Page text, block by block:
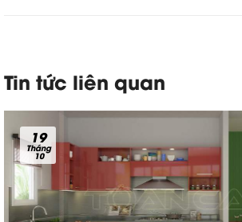
Tin tức liên quan
19
Tháng
10